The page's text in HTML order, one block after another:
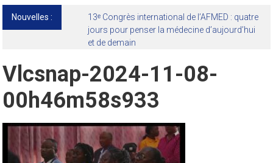
Nouvelles :
13ᵉ Congrès international de l’AFMED : quatre
jours pour penser la médecine d’aujourd’hui
et de demain
Vlcsnap-2024-11-08-
00h46m58s933